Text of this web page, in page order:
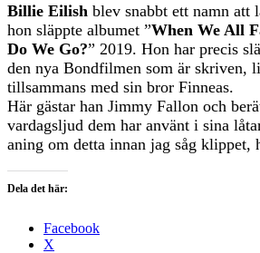
Billie Eilish blev snabbt ett namn att
hon släppte albumet ”When We All
Do We Go?” 2019. Hon har precis
den nya Bondfilmen som är skriven,
tillsammans med sin bror Finneas.
Här gästar han Jimmy Fallon och
vardagsljud dem har använt i sina
aning om detta innan jag såg klippet,
Dela det här:
Facebook
X